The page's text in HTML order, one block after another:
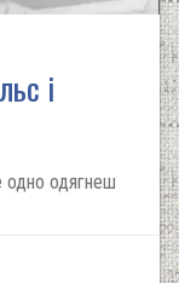
і
одно одягнеш